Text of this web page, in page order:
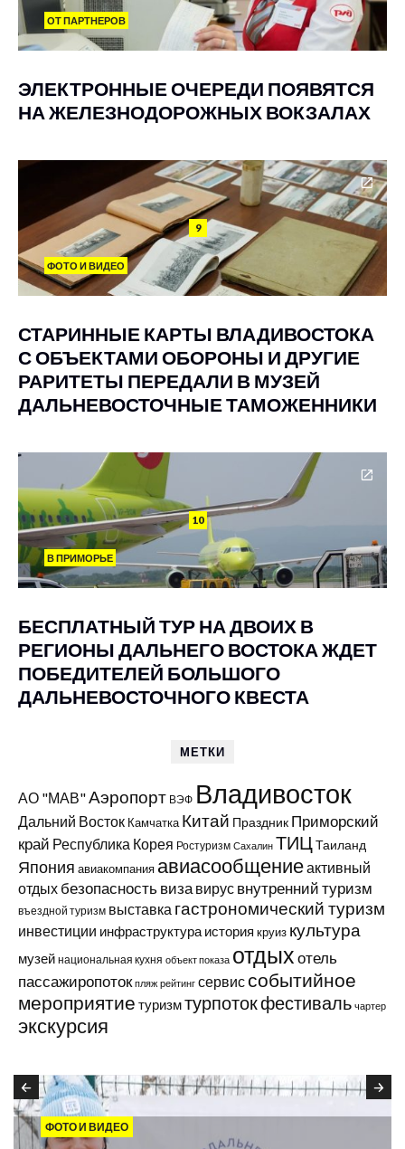
ОТ ПАРТНЕРОВ
ЭЛЕКТРОННЫЕ ОЧЕРЕДИ ПОЯВЯТСЯ
НА ЖЕЛЕЗНОДОРОЖНЫХ ВОКЗАЛАХ
9
ФОТО И ВИДЕО
СТАРИННЫЕ КАРТЫ ВЛАДИВОСТОКА
С ОБЪЕКТАМИ ОБОРОНЫ И ДРУГИЕ
РАРИТЕТЫ ПЕРЕДАЛИ В МУЗЕЙ
ДАЛЬНЕВОСТОЧНЫЕ ТАМОЖЕННИКИ
10
В ПРИМОРЬЕ
БЕСПЛАТНЫЙ ТУР НА ДВОИХ В
РЕГИОНЫ ДАЛЬНЕГО ВОСТОКА ЖДЕТ
ПОБЕДИТЕЛЕЙ БОЛЬШОГО
ДАЛЬНЕВОСТОЧНОГО КВЕСТА
МЕТКИ
АО "МАВ"Аэропорт ВЭФ Владивосток
Дальний Восток Камчатка Китай Праздник Приморский
край Республика Корея Ростуризм Сахалин ТИЦТаиланд
Япония авиакомпания авиасообщениеактивный
отдых безопасность виза вирус внутренний туризм
въездной туризм выставка гастрономический туризм
инвестиции инфраструктура история круиз культура
музей национальная кухня объект показа отдыхотель
пассажиропоток пляж рейтинг сервис событийное
мероприятие туризмтурпотокфестиваль чартер
экскурсия
ФОТО И ВИДЕО